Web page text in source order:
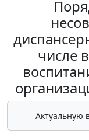
числе
Актуальную